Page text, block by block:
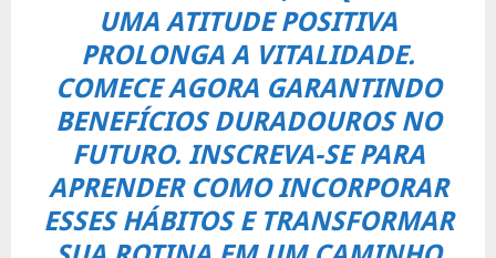
UMA ATITUDE POSITIVA
PROLONGA A VITALIDADE.
COMECE AGORA GARANTINDO
BENEFÍCIOS DURADOUROS NO
FUTURO. INSCREVA-SE PARA
APRENDER COMO INCORPORAR
ESSES HÁBITOS E TRANSFORMAR